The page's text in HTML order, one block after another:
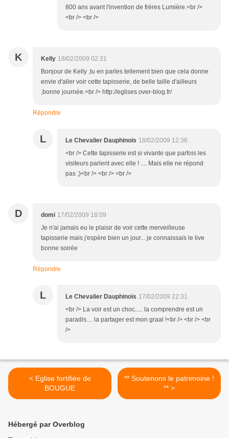
800 ans avant l'invention de frères Lumière.<br />
<br /> <br />
K Kelly 18/02/2009 02:31
Bonjour de Kelly ,tu en parles tellement bien que cela donne
envie d'aller voir cette tapisserie, de belle taille d'ailleurs
,bonne journée.<br /> http://eglises.over-blog.fr/
Répondre
L Le Chevalier Dauphinois 18/02/2009 12:36
<br /> Cette tapisserie est si vivante que parfois les
visiteurs parlent avec elle ! .... Mais elle ne répond
pas ;)<br /> <br /> <br />
D domi 17/02/2009 18:09
Je n'ai jamais eu le plaisir de voir cette merveilleuse
tapisserie mais j'espère bien un jour... je connaissais le live
bonne soirée
Répondre
L Le Chevalier Dauphinois 17/02/2009 22:31
<br /> La voir est un choc..... la comprendre est un
paradis.... la partager est mon graal !<br /> <br /> <br
/>
< Eglise fortifiée de
BOUGUE
** Soutenons le patrimoine !
** >
Hébergé par Overblog